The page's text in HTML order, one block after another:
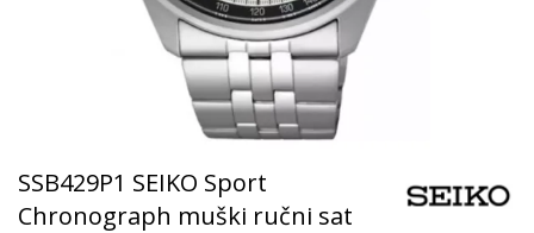
SSB429P1 SEIKO Sport
Chronograph muški ručni sat